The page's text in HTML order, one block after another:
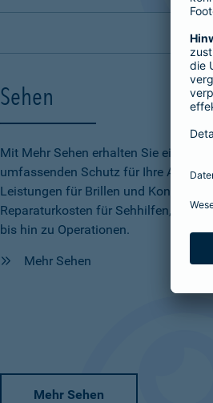
Sehen
Mit Mehr Sehen erhalten Sie einen
umfassenden Schutz für Ihre Augen
Leistungen für Brillen und
Reparaturkosten für Sehhilfen,
bis hin zu Operationen.
Mehr Sehen
Mehr Sehen